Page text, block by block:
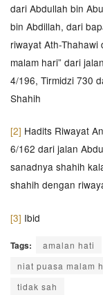
dari Abdullah bin
bin Abdillah, dari
riwayat Ath-Thahawi
malam hari” dari
4/196, Tirmidzi 730
Shahih
[2] Hadits Riwayat
6/162 dari jalan
sanadnya shahih
shahih dengan
[3] Ibid
Tags: amalan hati
niat puasa malam
tidak sah